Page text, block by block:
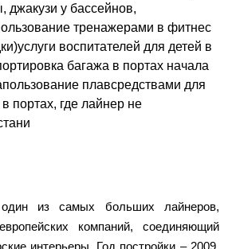
из самых больших лайнеров,
компаний, соединяющий
интерьеры. Год постройки – 2009,
джакузи у бассейнов,
тренажерами в фитнес
воспитателей для детей в
багажа в портах начала
плавсредствами для
портах, где лайнер не